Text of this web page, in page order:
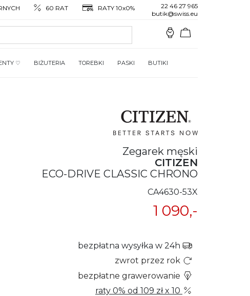
60 RAT RATY 10x0%
22 46 27 965
butik@swiss.eu
♡ BIŻUTERIA TOREBKI PASKI BUTIKI
Zegarek męski
CITIZEN
ECO-DRIVE CLASSIC CHRONO
CA4630-53X
1 090,-
bezpłatna wysyłka w 24h
zwrot przez rok
bezpłatne grawerowanie
raty 0% od 109 złx 10